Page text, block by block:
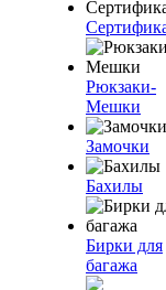
Рюкзаки-
Мешки
Замочки
Бахилы
Бирки для
багажа